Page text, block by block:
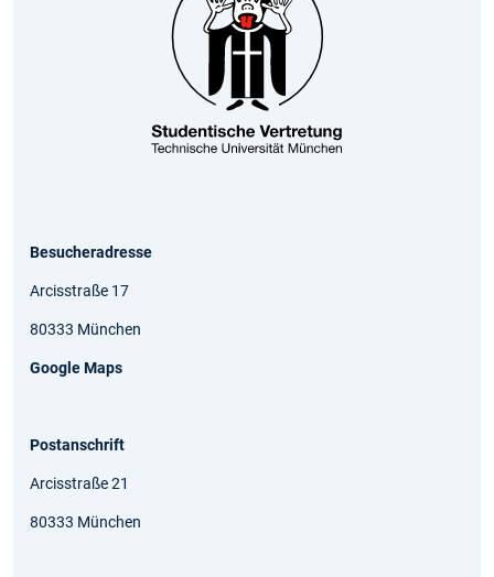
Besucheradresse
Arcisstraße 17
80333 München
Google Maps
Postanschrift
Arcisstraße 21
80333 München